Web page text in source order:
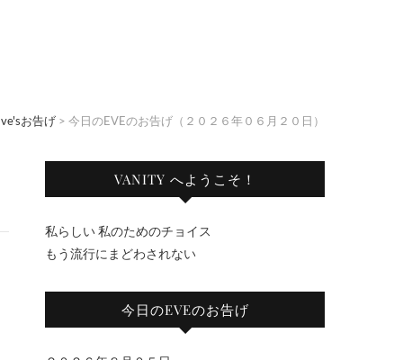
お告げ > 今日のEVEのお告げ（２０２６年０６月２０日）
VANITY へようこそ！
私らしい 私のためのチョイス
もう流行にまどわされない
今日のEVEのお告げ